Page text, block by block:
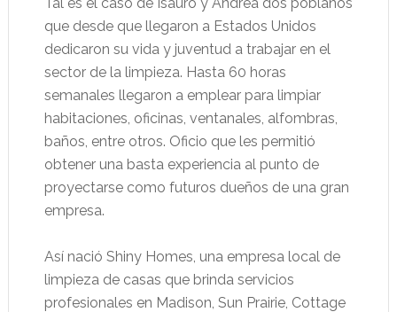
que desde que llegaron a Estados Unidos
dedicaron su vida y juventud a trabajar en el
sector de la limpieza. Hasta 60 horas
semanales llegaron a emplear para limpiar
habitaciones, oficinas, ventanales, alfombras,
baños, entre otros. Oficio que les permitió
obtener una basta experiencia al punto de
proyectarse como futuros dueños de una gran
empresa.
Así nació Shiny Homes, una empresa local de
limpieza de casas que brinda servicios
profesionales en Madison, Sun Prairie, Cottage